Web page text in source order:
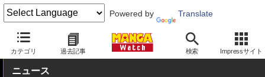
Powered by Translate
カテゴリ 過去記事 検索 Impressサイト
MANGA Watch 少年
ニュース